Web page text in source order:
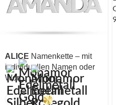
ALICE Namenkette – mit
individuellen Namen oder
Wort